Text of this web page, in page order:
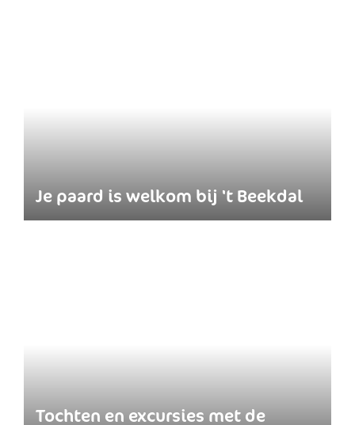
Je paard is welkom bij 't Beekdal
Tochten en excursies met de